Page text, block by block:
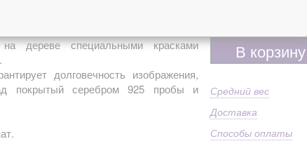
дереве специальными красками
долговечность изображения,
покрытый серебром 925 пробы и
В корзину
Средний вес
Доставка
Способы оплаты